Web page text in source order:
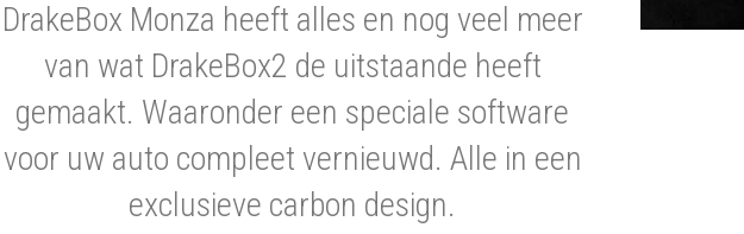
DrakeBox Monza heeft alles en nog veel meer
van wat DrakeBox2 de uitstaande heeft
gemaakt. Waaronder een speciale software
voor uw auto compleet vernieuwd. Alle in een
exclusieve carbon design.